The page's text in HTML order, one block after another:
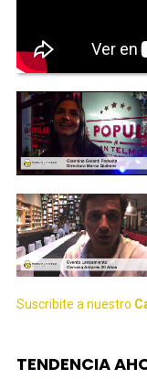
Suscribite a nuestro
TENDENCIA